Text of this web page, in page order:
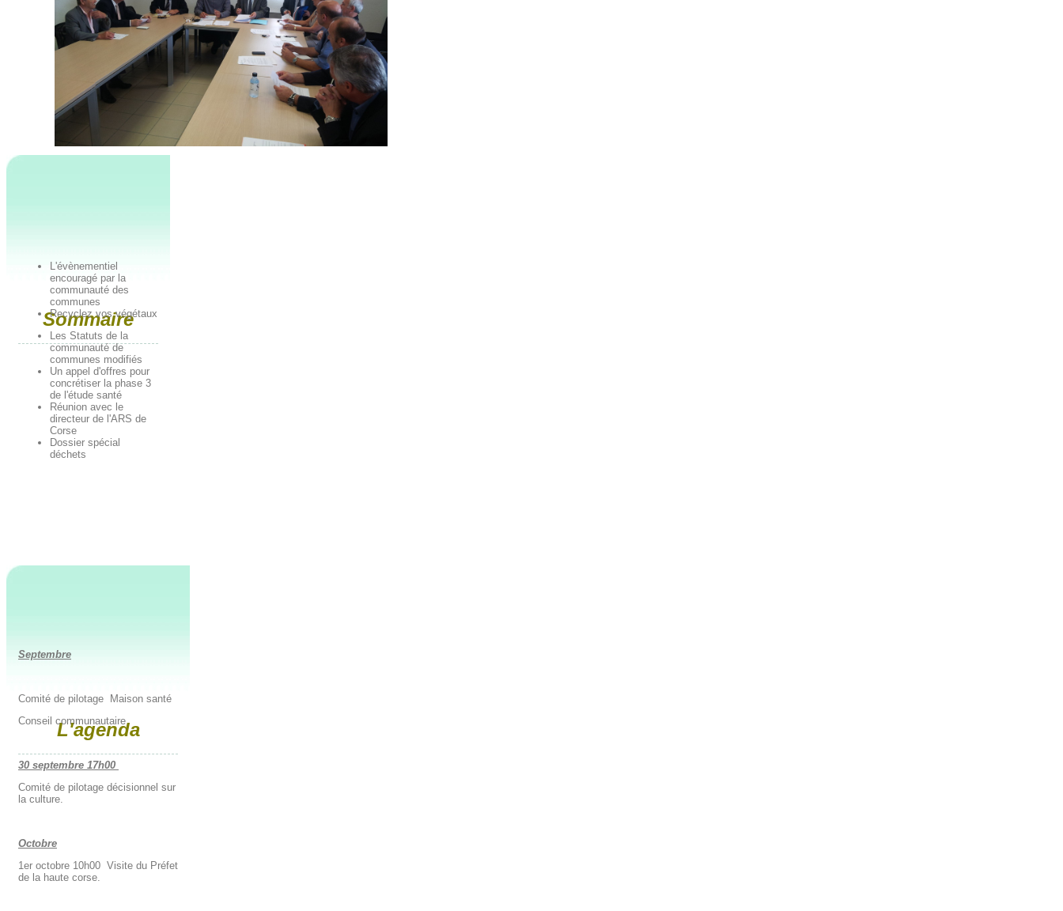
Sommaire
L'évènementiel
encouragé par la
communauté des
communes
Recyclez vos végétaux
Les Statuts de la
communauté de
communes modifiés
Un appel d'offres pour
concrétiser la phase 3
de l'étude santé
Réunion avec le
directeur de l'ARS de
Corse
Dossier spécial
déchets
L'agenda
Septembre
Comité de pilotage Maison santé
Conseil communautaire
30 septembre 17h00
Comité de pilotage décisionnel sur
la culture.
Octobre
1er octobre 10h00 Visite du Préfet
de la haute corse.